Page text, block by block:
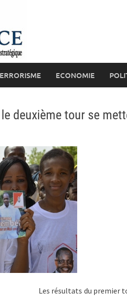
ECONOMIE
deuxième tour se
Les résultats du premier